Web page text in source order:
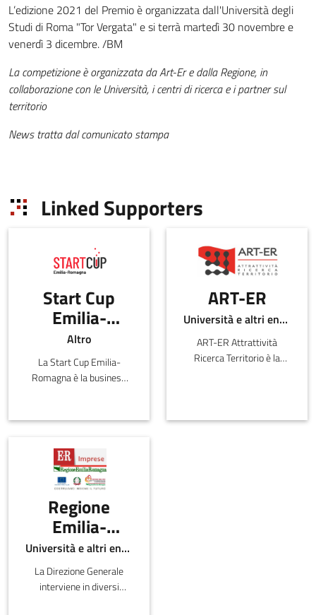
L’edizione 2021 del Premio è organizzata dall'Università degli
Studi di Roma "Tor Vergata" e si terrà martedì 30 novembre e
venerdì 3 dicembre. /BM
La competizione è organizzata da Art-Er e dalla Regione, in
collaborazione con le Università, i centri di ricerca e i partner sul
territorio
News tratta dal comunicato stampa
Linked Supporters
Start Cup
Emilia-
Romagna
Altro
La Start Cup Emilia-
Romagna è la business
affiliata al PNI-Premio
l'Innovazione.
ART-ER
Università e altri enti pubblici
ART-ER Attrattività
Ricerca Territorio è la
favorire la crescita
Regione
Emilia-
Romagna -
Direzione
Generale
Università e altri enti pubblici
La Direzione Generale
interviene in diversi